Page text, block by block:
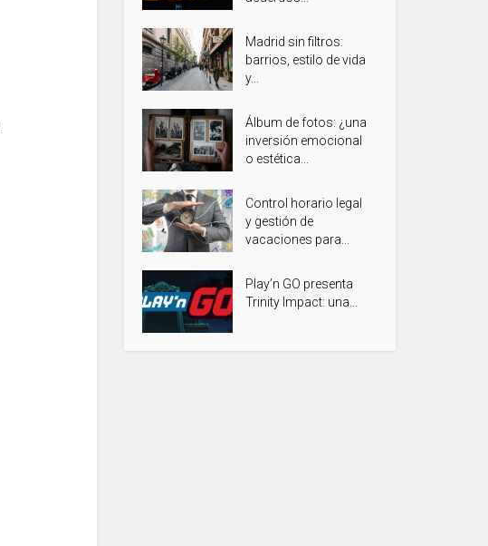
Madrid sin filtros:
barrios, estilo de vida
y...
Álbum de fotos: ¿una
inversión emocional
o estética...
Control horario legal
y gestión de
vacaciones para...
Play’n GO presenta
Trinity Impact: una...